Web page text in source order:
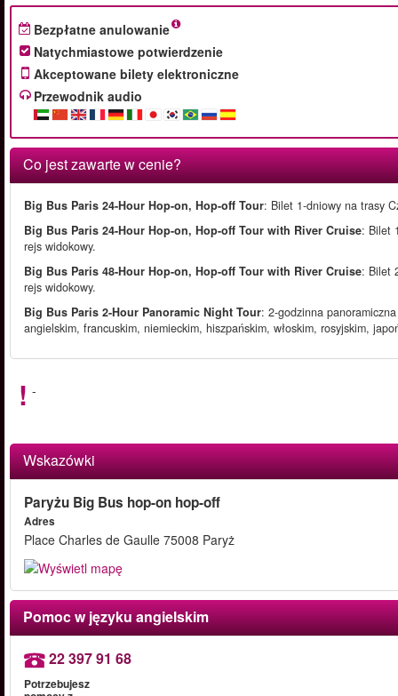
Bezpłatne anulowanie
Natychmiastowe potwierdzenie
Akceptowane bilety elektroniczne
Przewodnik audio
Co jest zawarte w cenie?
Big Bus Paris 24-Hour Hop-on, Hop-off Tour: Bilet 1-dniowy na trasy
Big Bus Paris 24-Hour Hop-on, Hop-off Tour with River Cruise: Bilet
rejs widokowy.
Big Bus Paris 48-Hour Hop-on, Hop-off Tour with River Cruise: Bilet
rejs widokowy.
Big Bus Paris 2-Hour Panoramic Night Tour: 2-godzinna
angielskim, francuskim, niemieckim, hiszpańskim, włoskim, rosyjskim,
-
Wskazówki
Paryżu Big Bus hop-on hop-off
Adres
Place Charles de Gaulle 75008 Paryż
Pomoc w języku angielskim
22 397 91 68
Potrzebujesz